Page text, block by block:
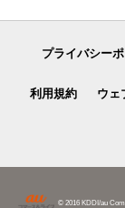
プライバシー
利用規約 ウェ
© 2016 KDDI/au